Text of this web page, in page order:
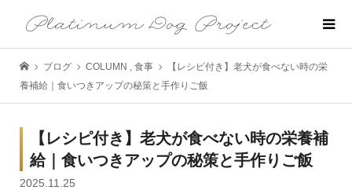
ブログ COLUMN , 食事
【レシピ付き】老犬が食べない時の栄
養補給｜食いつきアップの秘策と手作りご飯
【レシピ付き】老犬が食べない時の栄養補
給｜食いつきアップの秘策と手作りご飯
2025.11.25